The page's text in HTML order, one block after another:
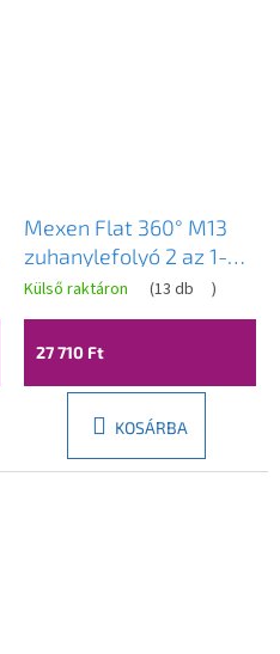
Mexen Flat 360° M13
zuhanylefolyó 2 az 1-
ben, 60 cm, matt arany,
1A10060-40
Külső raktáron (13 db )
27 710 Ft
KOSÁRBA